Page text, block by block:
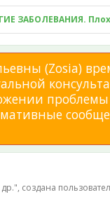
ЗАБОЛЕВАНИЯ.
(Zosia)
", создана